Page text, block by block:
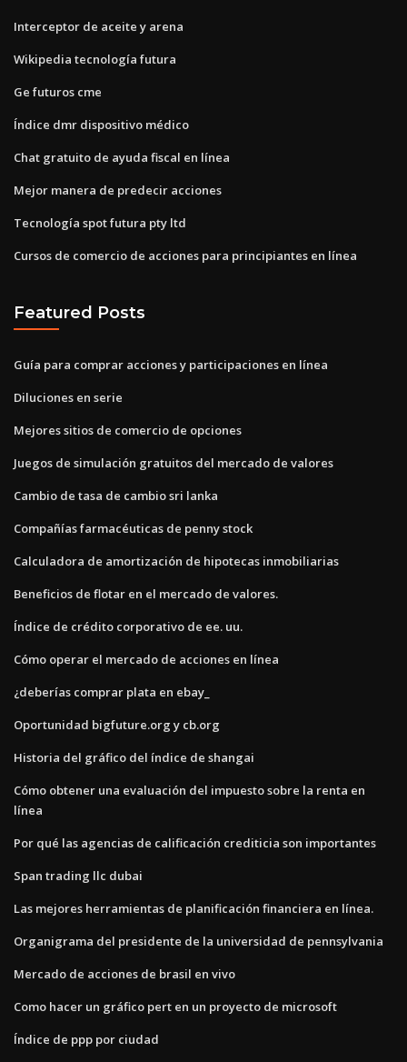
Interceptor de aceite y arena
Wikipedia tecnología futura
Ge futuros cme
Índice dmr dispositivo médico
Chat gratuito de ayuda fiscal en línea
Mejor manera de predecir acciones
Tecnología spot futura pty ltd
Cursos de comercio de acciones para principiantes en línea
Featured Posts
Guía para comprar acciones y participaciones en línea
Diluciones en serie
Mejores sitios de comercio de opciones
Juegos de simulación gratuitos del mercado de valores
Cambio de tasa de cambio sri lanka
Compañías farmacéuticas de penny stock
Calculadora de amortización de hipotecas inmobiliarias
Beneficios de flotar en el mercado de valores.
Índice de crédito corporativo de ee. uu.
Cómo operar el mercado de acciones en línea
¿deberías comprar plata en ebay_
Oportunidad bigfuture.org y cb.org
Historia del gráfico del índice de shangai
Cómo obtener una evaluación del impuesto sobre la renta en
línea
Por qué las agencias de calificación crediticia son importantes
Span trading llc dubai
Las mejores herramientas de planificación financiera en línea.
Organigrama del presidente de la universidad de pennsylvania
Mercado de acciones de brasil en vivo
Como hacer un gráfico pert en un proyecto de microsoft
Índice de ppp por ciudad